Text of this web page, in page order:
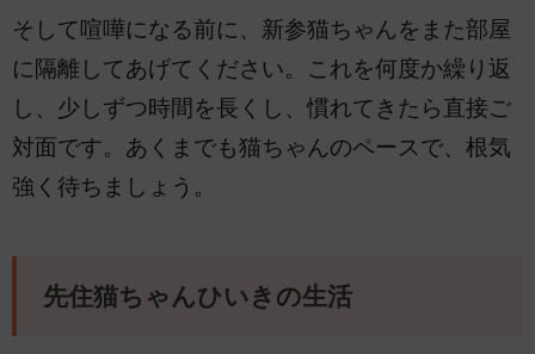
そして喧嘩になる前に、新参猫ちゃんをまた部屋
に隔離してあげてください。これを何度か繰り返
し、少しずつ時間を長くし、慣れてきたら直接ご
対面です。あくまでも猫ちゃんのペースで、根気
強く待ちましょう。
先住猫ちゃんひいきの生活